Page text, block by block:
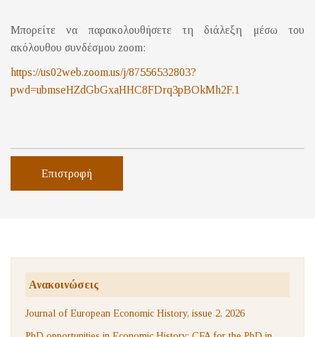
Μπορείτε να παρακολουθήσετε τη διάλεξη μέσω του
ακόλουθου συνδέσμου zoom:
https://us02web.zoom.us/j/87556532803?
pwd=ubmseHZdGbGxaHHC8FDrq3pBOkMh2F.1
Επιστροφή
Ανακοινώσεις
Journal of European Economic History, issue 2, 2026